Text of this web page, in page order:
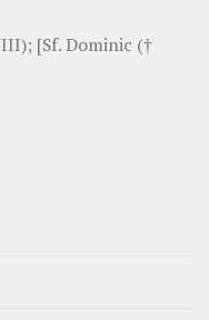
[Sf. Dominic (†